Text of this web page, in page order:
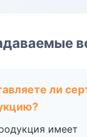
ли
имеет